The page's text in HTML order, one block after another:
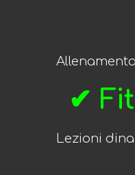
✔
Lezioni